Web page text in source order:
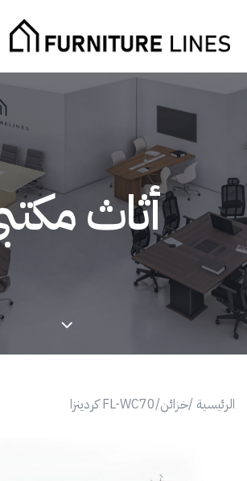
أثاث
الرئيسية /خزائن/FL-WC70 كردينزا